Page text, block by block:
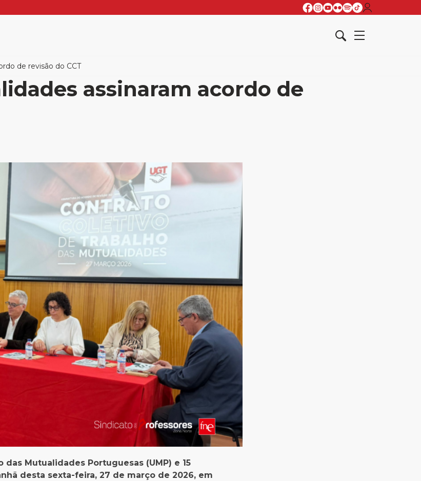
de revisão do CCT
assinaram acordo de
das Mutualidades Portuguesas (UMP) e 15
desta sexta-feira, 27 de março de 2026, em